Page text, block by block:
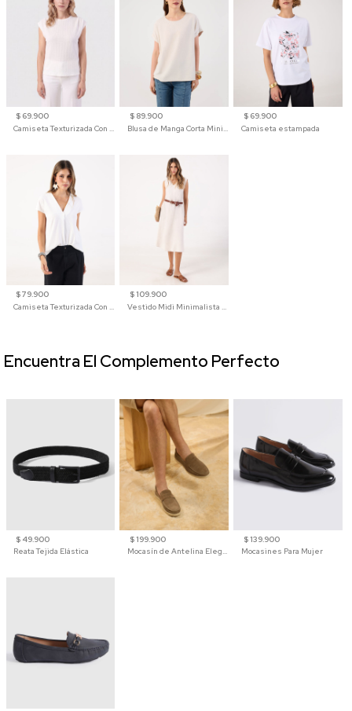
$ 69.900
Camiseta Texturizada Con Hombro Caído Para Mujer
$ 89.900
Blusa de Manga Corta Minimalista para Mujer
$ 69.900
Camiseta estampada
$ 79.900
Camiseta Texturizada Con Cuello En V Para Mujer
$ 109.900
Vestido Midi Minimalista De Silueta Amplia
$ 49.900
Reata Tejida Elástica
$ 199.900
Mocasín de Antelina Elegante con Suela de Contraste Para Hombre
$ 139.900
Mocasines Para Mujer
Encuentra El Complemento Perfecto